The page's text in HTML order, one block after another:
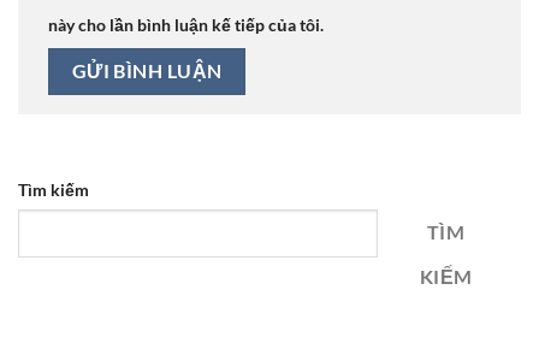
này cho lần bình luận kế tiếp của tôi.
Tìm kiếm
TÌM
KIẾM